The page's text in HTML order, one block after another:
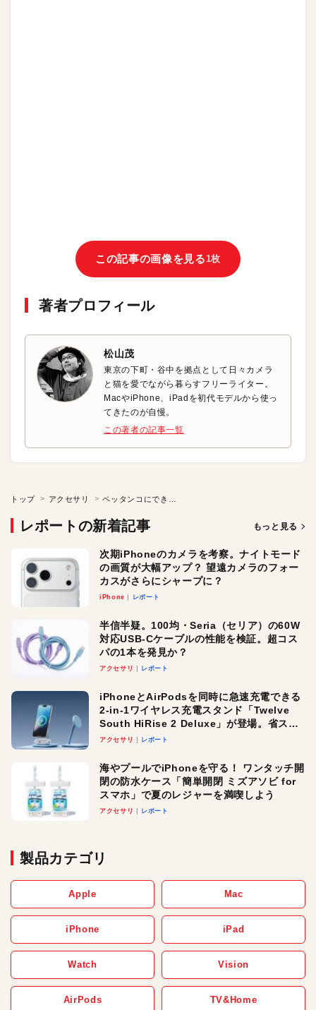
この記事の画像を見る1枚
著者プロフィール
松山茂
東京の下町・谷中を拠点として日々カメラ
と猫を愛でながら暮らすフリーライター。
MacやiPhone、iPadを初代モデルから使っ
てきたのが自慢。
この著者の記事一覧
トップ アクセサリ
レポートの新着記事 もっと見る
次期iPhoneのカメラを考察。ナイトモード
の画質が大幅アップ？ 望遠カメラのフォー
カスがさらにシャープに？
iPhone レポート
半信半疑。100均・Seria（セリア）の60W
対応USB-Cケーブルの性能を検証。超コス
パの1本を発見か？
アクセサリ レポート
iPhoneとAirPodsを同時に急速充電できる
2-in-1ワイヤレス充電スタンド「Twelve
South HiRise 2 Deluxe」が登場。省スペ
ースでおしゃれに充電したい人にオスス
アクセサリ レポート
海やプールでiPhoneを守る！ ワンタッチ開
閉の防水ケース「簡単開閉 ミズアソビ for
スマホ」で夏のレジャーを満喫しよう
アクセサリ レポート
製品カテゴリ
Apple Mac
iPhone iPad
Watch Vision
AirPods TV&Home